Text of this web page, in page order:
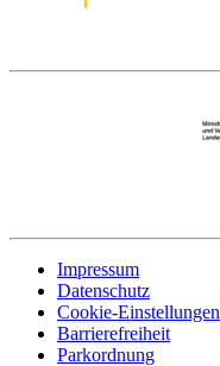
Impressum
Datenschutz
Cookie-Einstellungen
Barrierefreiheit
Parkordnung